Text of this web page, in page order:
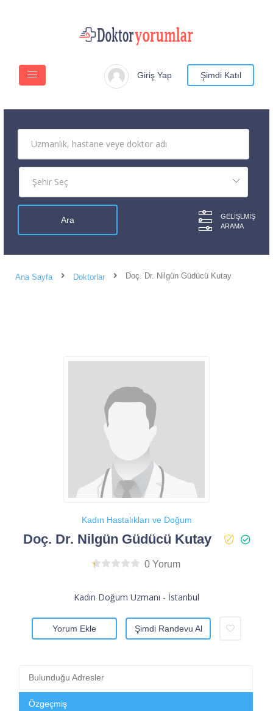
Giriş Yap Şimdi Katıl
GELIŞLMIŞ
ARAMA
Ana Sayfa Doktorlar Doç. Dr. Nilgün Güdücü Kutay
Kadın Hastalıkları ve Doğum
Doç. Dr. Nilgün Güdücü Kutay
0 Yorum
Kadın Doğum Uzmanı - İstanbul
Yorum Ekle Şimdi Randevu Al
Bulunduğu Adresler
Özgeçmiş